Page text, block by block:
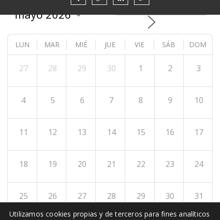
LUN MAR MIÉ JUE VIE SÁB DOM
27 28 29 30 1 2 3
4 5 6 7 8 9 10
11 12 13 14 15 16 17
18 19 20 21 22 23 24
25 26 27 28 29 30 31
Utilizamos cookies propias y de terceros para fines analíticos